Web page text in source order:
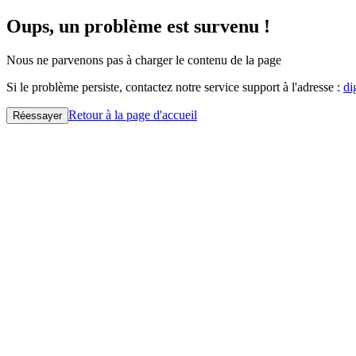
Oups, un problème est survenu !
Nous ne parvenons pas à charger le contenu de la page
Si le problème persiste, contactez notre service support à l'adresse :
Réessayer Retour à la page d'accueil